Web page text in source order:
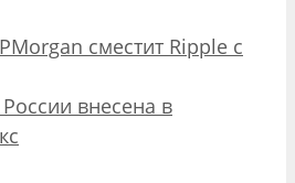
сместит Ripple с
внесена в